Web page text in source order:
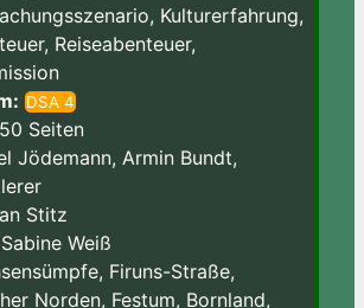
Kulturerfahrung,
Reiseabenteuer,
DSA 4
50 Seiten
Jödemann, Armin Bundt,
Stitz
Sabine Weiß
Firuns-Straße,
Norden, Festum, Bornland,